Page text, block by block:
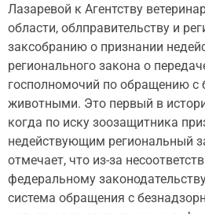
Лазаревой к Агентству
области, облправительству и
заксобранию о признании
регионального закона о
госполномочий по обращению с
животными. Это первый в
когда по иску зоозащитника
недействующим региональный
отмечает, что из-за
федеральному
система обращения с